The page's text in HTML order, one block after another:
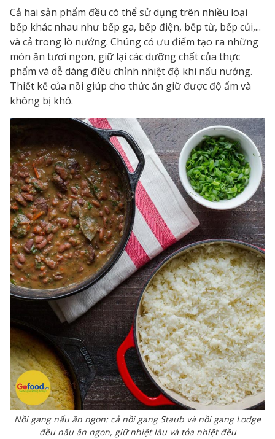
Cả hai sản phẩm đều có thể sử dụng trên nhiều loại
bếp khác nhau như bếp ga, bếp điện, bếp từ, bếp củi,...
và cả trong lò nướng. Chúng có ưu điểm tạo ra những
món ăn tươi ngon, giữ lại các dưỡng chất của thực
phẩm và dễ dàng điều chỉnh nhiệt độ khi nấu nướng.
Thiết kế của nồi giúp cho thức ăn giữ được độ ẩm và
không bị khô.
Nồi gang nấu ăn ngon: cả nồi gang Staub và nồi gang Lodge
đều nấu ăn ngon, giữ nhiệt lâu và tỏa nhiệt đều